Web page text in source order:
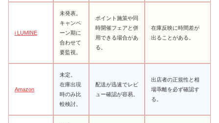
i LUMINE
未発表。
キャンペ
ーン期に
合わせて
要監視。
ポイント施策や同
時開催フェアと併
用できる場合があ
る。
在庫反映に時間差が
出ることがある。
Amazon
未定。
在庫出現
時のみ比
較検討。
配送が迅速でレビ
ュー確認が容易。
出店者の正規性と相
場乖離を必ず確認す
る。